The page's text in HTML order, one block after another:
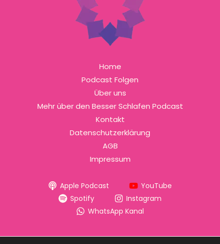
Home
Podcast Folgen
Über uns
Mehr über den Besser Schlafen Podcast
Kontakt
Datenschutzerklärung
AGB
Impressum
Apple Podcast
YouTube
Spotify
Instagram
WhatsApp Kanal